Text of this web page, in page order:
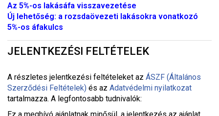
Az 5%-os lakásáfa visszavezetése
Új lehetőség: a rozsdaövezeti lakásokra vonatkozó
5%-os áfakulcs
JELENTKEZÉSI FELTÉTELEK
A részletes jelentkezési feltételeket az ÁSZF (Általános
Szerződési Feltételek) és az Adatvédelmi nyilatkozat
tartalmazza. A legfontosabb tudnivalók: